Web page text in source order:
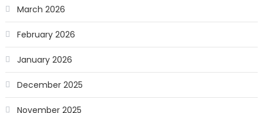
March 2026
February 2026
January 2026
December 2025
November 2025